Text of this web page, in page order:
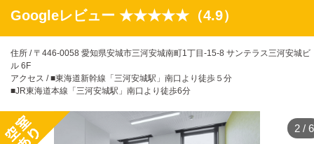
Googleレビュー ★★★★★（4.9）
住所 / 〒446-0058 愛知県安城市三河安城南町1丁目-15-8 サンテラス三河安城ビ
ル 6F
アクセス / ■東海道新幹線「三河安城駅」南口より徒歩５分
■JR東海道本線「三河安城駅」南口より徒歩6分
2 / 6